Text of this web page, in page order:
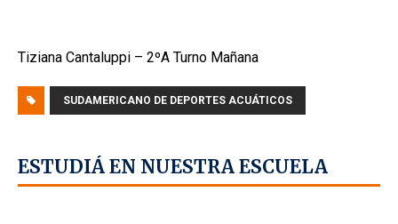
Tiziana Cantaluppi – 2ºA Turno Mañana
SUDAMERICANO DE DEPORTES ACUÁTICOS
ESTUDIÁ EN NUESTRA ESCUELA